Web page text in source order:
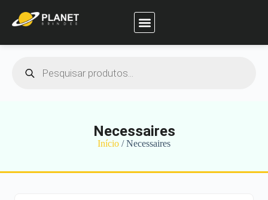
Necessaires
Início / Necessaires